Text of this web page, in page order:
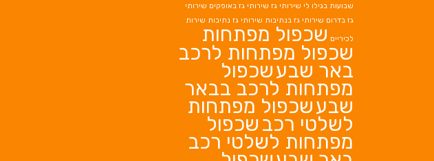
שבועות בגילו לי שירותי גז שירותי גז באופקים שירותי
גז בדרום שירותי גז בנתיבות שירותי גז נתיבות שירות
לכיריים שכפול מפתחות
שכפול מפתחות לרכב
באר שבעשכפול
מפתחות לרכב בבאר
שבעשכפול מפתחות
לשלטי רכב שכפול
מפתחות לשלטי רכב